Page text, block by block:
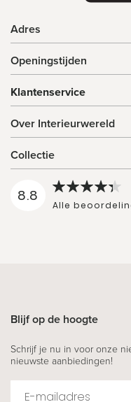
Adres
Openingstijden
Klantenservice
Over Interieurwereld
Collectie
8.8
Alle
Blijf op de hoogte
Schrijf je nu in voor onze
nieuwste aanbiedingen!